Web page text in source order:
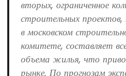
вторых, ограниченное
строительных проектов,
в московском
комитете, составляет
объема жилья, что
рынке. По прогнозам